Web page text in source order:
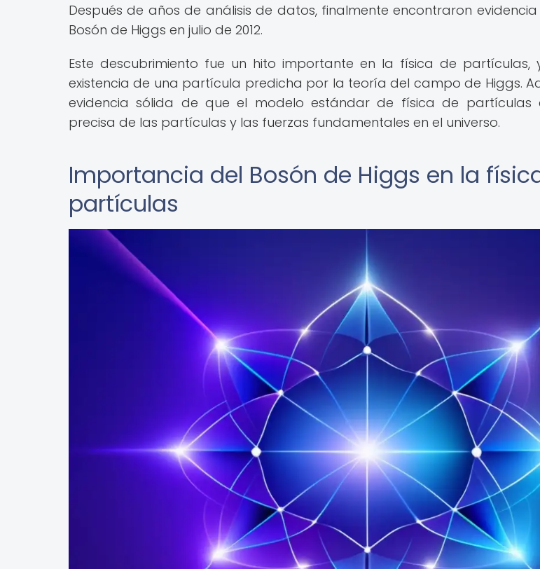
Después de años de análisis de datos, finalmente encontraron
Bosón de Higgs en julio de 2012.
Este descubrimiento fue un hito importante en la física de partículas,
existencia de una partícula predicha por la teoría del campo de Higgs.
evidencia sólida de que el modelo estándar de física de partículas
precisa de las partículas y las fuerzas fundamentales en el universo.
Importancia del Bosón de Higgs en la
partículas